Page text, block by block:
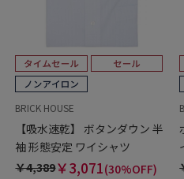
BRICK HOUSE
【吸水速乾】 ボタンダウン 半
袖 形態安定 ワイシャツ
￥4,389￥3,071(30%OFF)